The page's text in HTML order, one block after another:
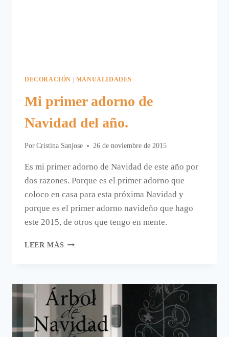
DECORACIÓN | MANUALIDADES
Mi primer adorno de
Navidad del año.
Por Cristina Sanjose 26 de noviembre de 2015
Es mi primer adorno de Navidad de este año por
dos razones. Porque es el primer adorno que
coloco en casa para esta próxima Navidad y
porque es el primer adorno navideño que hago
este 2015, de otros que tengo en mente.
LEER MÁS MI
NAVIDAD
DEL
AÑO.